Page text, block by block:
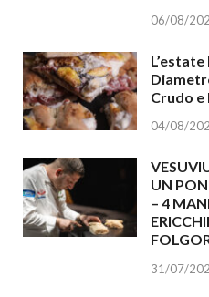
06/08/
Crudo e
04/08/
UN
– 4
31/07/